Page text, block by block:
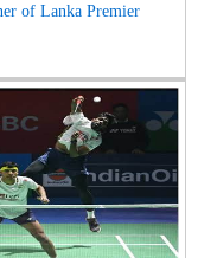
of Lanka Premier